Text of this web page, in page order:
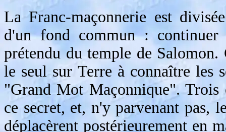
La Franc-maçonnerie est
d'un fond commun :
prétendu du temple de
le seul sur Terre à connaître les
"Grand Mot Maçonnique". Trois
ce secret, et, n'y parvenant pas,
déplacèrent postérieurement en